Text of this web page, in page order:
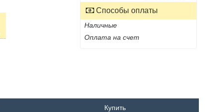
Способы оплаты
Наличные
Оплата на счет
Купить